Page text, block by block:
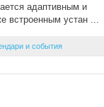
адаптивным и
встроенным устан ...
и события